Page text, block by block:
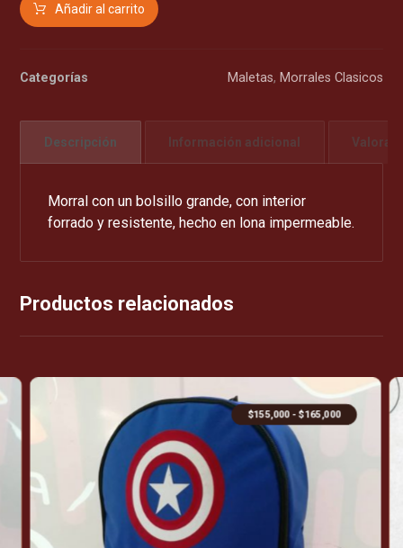
Añadir al carrito
Categorías Maletas, Morrales Clasicos
Descripción Información adicional
Morral con un bolsillo grande, con interior
forrado y resistente, hecho en lona impermeable.
Productos relacionados
$155,000 - $165,000